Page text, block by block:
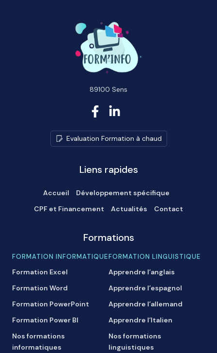
89100 Sens
Evaluation Formation à chaud
Liens rapides
Accueil
Développement spécifique
CPF et Financement
Actualités Contact
Formations
FORMATION INFORMATIQUE
Formation Excel
Formation Word
Formation PowerPoint
Formation Power BI
Nos formations
informatiques
FORMATION LINGUISTIQUE
Apprendre l’anglais
Apprendre l’espagnol
Apprendre l’allemand
Apprendre l’Italien
Nos formations
linguistiques